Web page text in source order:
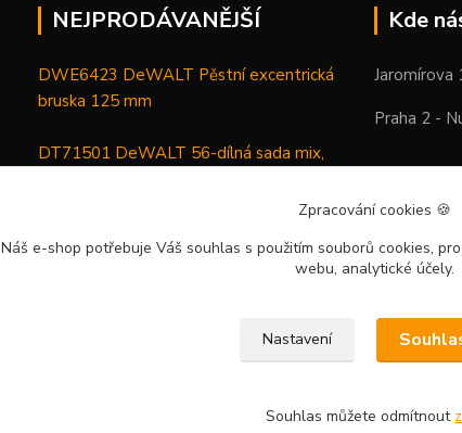
NEJPRODÁVANĚJŠÍ
DWE6423 DeWALT Pěstní excentrická
bruska 125 mm
DT71501 DeWALT 56-dílná sada mix,
maznice 18 V XR Li-Ion samostatný stroj
Kde
Jaromírova
Praha 2 -
Zpracování cookies 🍪
Náš e-shop potřebuje Váš souhlas s použitím souborů cookies,
webu, analytické účely.
Nastavení
Souhlas můžete odmítnout